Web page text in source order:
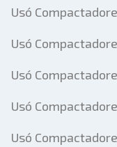
Usó
Usó
Usó
Usó
Usó